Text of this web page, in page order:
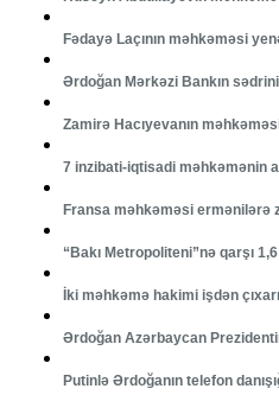
Fədayə Laçının məhkəməsi
Ərdoğan Mərkəzi Bankın sədrini
Zamirə Hacıyevanın
7 inzibati-iqtisadi məhkəmənin
Fransa məhkəməsi ermənilərə
“Bakı Metropoliteni”nə qarşı
İki məhkəmə hakimi işdən
Ərdoğan Azərbaycan
Putinlə Ərdoğanın telefon